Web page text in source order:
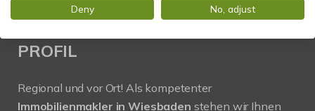
PROFIL
Regional und vor Ort! Als kompetenter
Immobilienmakler in Wiesbaden stehen wir Ihnen
Deny No, adjust